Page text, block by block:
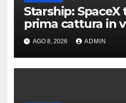
Starship:
prima cattura in
navetta
AGO 8, 2026 ADMIN